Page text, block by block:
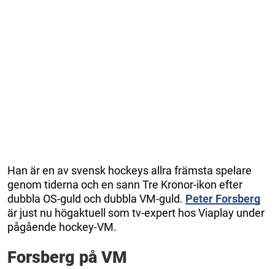
Han är en av svensk hockeys allra främsta spelare
genom tiderna och en sann Tre Kronor-ikon efter
dubbla OS-guld och dubbla VM-guld. Peter Forsberg
är just nu högaktuell som tv-expert hos Viaplay under
pågående hockey-VM.
Forsberg på VM